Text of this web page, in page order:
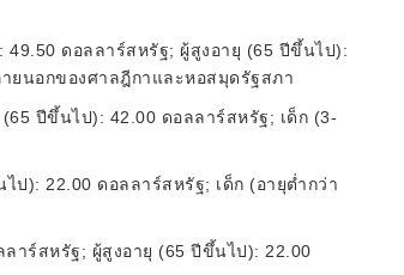
ดอลลาร์สหรัฐ; ผู้สูงอายุ (65 ปีขึ้นไป):
ยนอกของศาลฎีกาและหอสมุดรัฐสภา
ปีขึ้นไป): 42.00 ดอลลาร์สหรัฐ; เด็ก (3-
): 22.00 ดอลลาร์สหรัฐ; เด็ก (อายุต่ำกว่า
าร์สหรัฐ; ผู้สูงอายุ (65 ปีขึ้นไป): 22.00